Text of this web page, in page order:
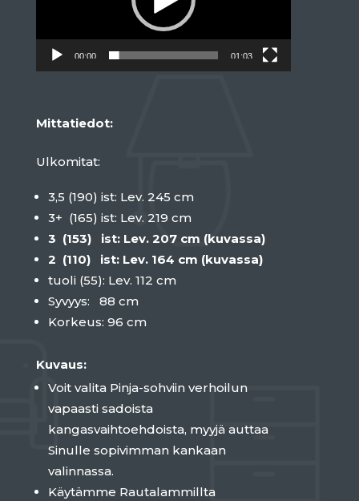
00:00 01:03
Mittatiedot:
Ulkomitat:
3,5 (190) ist: Lev. 245 cm
3+ (165) ist: Lev. 219 cm
3 (153) ist: Lev. 207 cm (kuvassa)
2 (110) ist: Lev. 164 cm (kuvassa)
tuoli (55): Lev. 112 cm
Syvyys: 88 cm
Korkeus: 96 cm
Kuvaus:
Voit valita Pinja-sohviin verhoilun
vapaasti sadoista
kangasvaihtoehdoista, myyjä auttaa
Sinulle sopivimman kankaan
valinnassa.
Käytämme Rautalammillta